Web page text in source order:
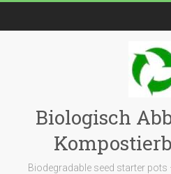
Biologisch
Biodegradable seed starter